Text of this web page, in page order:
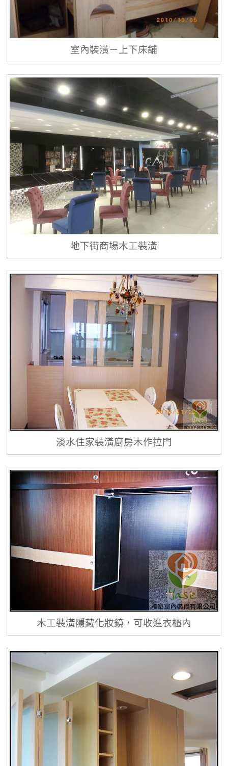
室內裝潢－上下床舖
地下街商場木工裝潢
淡水住家裝潢廚房木作拉門
木工裝潢隱藏化妝鏡，可收進衣櫃內